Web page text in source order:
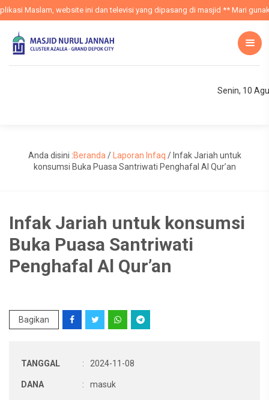
Maslam, website ini dan televisi yang dipasang di masjid ** Mari
Senin, 10
Anda disini :Beranda / Laporan Infaq / Infak Jariah untuk
konsumsi Buka Puasa Santriwati Penghafal Al Qur’an
Infak Jariah untuk konsumsi
Buka Puasa Santriwati
Penghafal Al Qur’an
Bagikan
TANGGAL : 2024-11-08
DANA : masuk